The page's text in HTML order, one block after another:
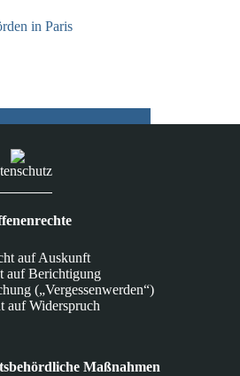
in Paris
auf Auskunft
auf Berichtigung
(„Vergessenwerden“)
auf Widerspruch
Maßnahmen